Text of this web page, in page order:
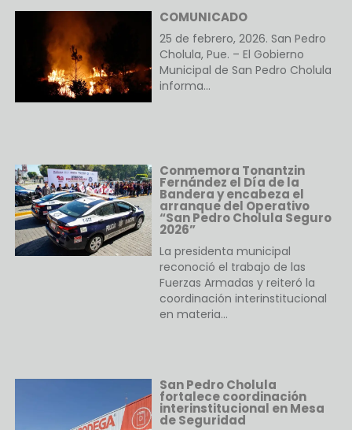
COMUNICADO
25 de febrero, 2026. San Pedro
Cholula, Pue. – El Gobierno
Municipal de San Pedro Cholula
informa…
Conmemora Tonantzin
Fernández el Día de la
Bandera y encabeza el
arranque del Operativo
“San Pedro Cholula Seguro
2026”
La presidenta municipal
reconoció el trabajo de las
Fuerzas Armadas y reiteró la
coordinación interinstitucional
en materia…
San Pedro Cholula
fortalece coordinación
interinstitucional en Mesa
de Seguridad